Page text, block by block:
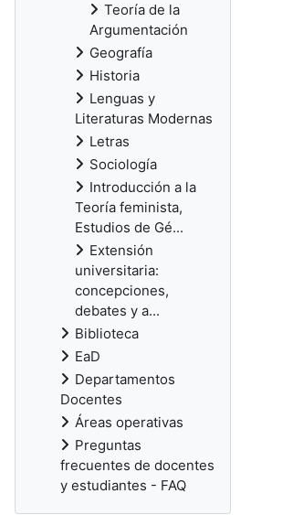
Teoría de la
Argumentación
Geografía
Historia
Lenguas y
Literaturas Modernas
Letras
Sociología
Introducción a la
Teoría feminista,
Estudios de Gé...
Extensión
universitaria:
concepciones,
debates y a...
Biblioteca
EaD
Departamentos
Docentes
Áreas operativas
Preguntas
frecuentes de docentes
y estudiantes - FAQ